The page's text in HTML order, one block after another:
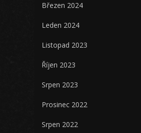
Březen 2024
Leden 2024
Listopad 2023
Říjen 2023
Srpen 2023
Prosinec 2022
Srpen 2022